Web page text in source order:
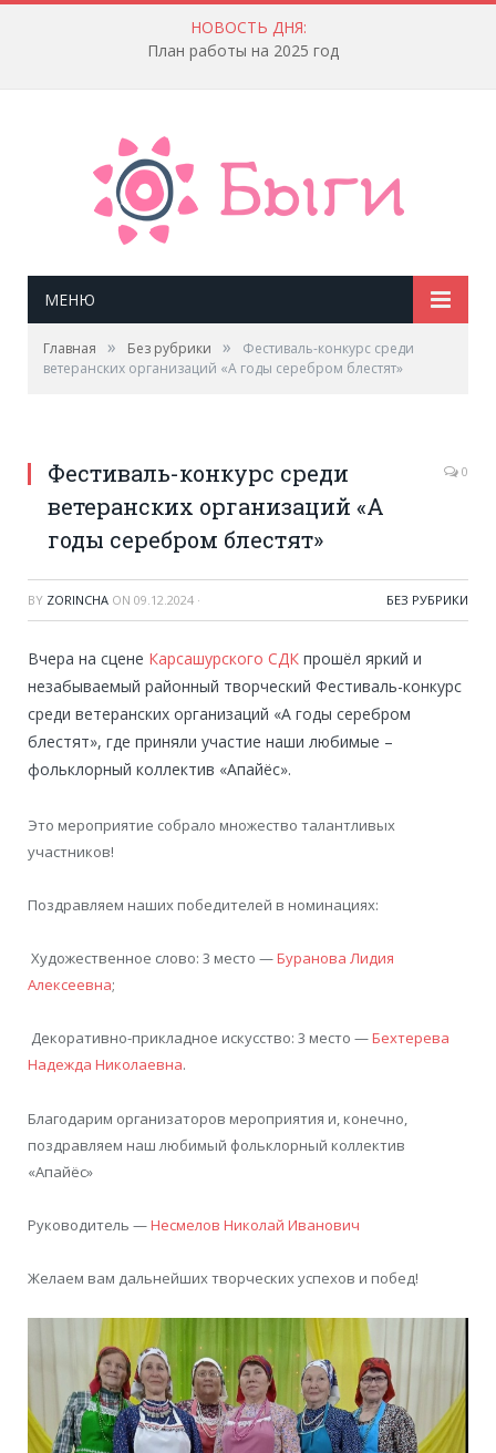
НОВОСТЬ ДНЯ:
План работы на 2025 год
МЕНЮ
Главная » Без рубрики »
Фестиваль-конкурс среди
ветеранских организаций «А годы серебром блестят»
Фестиваль-конкурс среди
ветеранских организаций «А
годы серебром блестят»
0
BY ZORINCHA ON 09.12.2024 · БЕЗ РУБРИКИ
Вчера на сцене Карсашурского СДК прошёл яркий и
незабываемый районный творческий Фестиваль-конкурс
среди ветеранских организаций «А годы серебром
блестят», где приняли участие наши любимые –
фольклорный коллектив «Апайёс».
Это мероприятие собрало множество талантливых
участников!
Поздравляем наших победителей в номинациях:
Художественное слово: 3 место —Буранова Лидия
Алексеевна;
Декоративно-прикладное искусство: 3 место —Бехтерева
Надежда Николаевна.
Благодарим организаторов мероприятия и, конечно,
поздравляем наш любимый фольклорный коллектив
«Апайёс»
Руководитель —Несмелов Николай Иванович
Желаем вам дальнейших творческих успехов и побед!